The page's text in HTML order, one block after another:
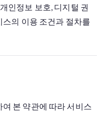
인정보 보호, 디지털 권
스의 이용 조건과 절차를
본 약관에 따라 서비스